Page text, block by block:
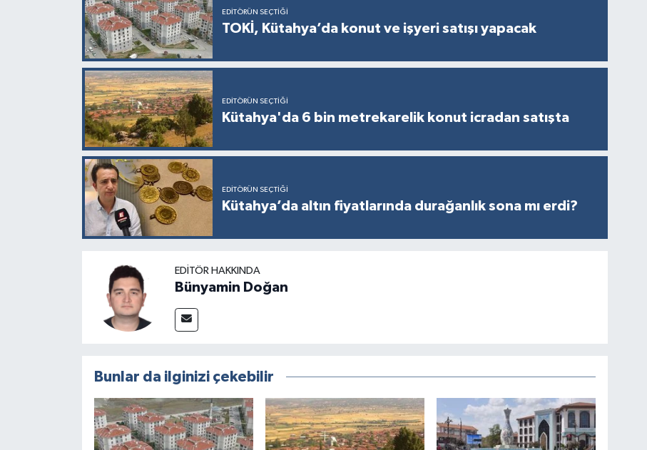
EDITÖRÜN SEÇTIĞI
TOKİ, Kütahya’da konut ve işyeri satışı yapacak
EDITÖRÜN SEÇTIĞI
Kütahya'da 6 bin metrekarelik konut icradan satışta
EDITÖRÜN SEÇTIĞI
Kütahya’da altın fiyatlarında durağanlık sona mı erdi?
EDITÖR HAKKINDA
Bünyamin Doğan
Bunlar da ilginizi çekebilir